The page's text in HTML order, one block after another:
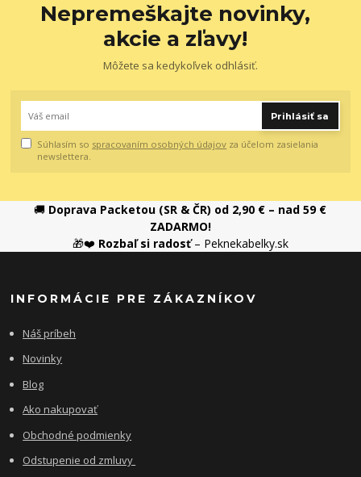
Nepremeškajte novinky,
akcie a zľavy!
Môžete sa kedykoľvek odhlásiť.
Prihlásiť sa
Súhlasím so spracovaním osobných údajov za účelom zasielania
newslettera.
🚚 Doprava Packetou (SR & ČR) od 2,90 € – nad 59 €
ZADARMO!
🎁❤️ Rozbaľ si radosť– Peknekabelky.sk
INFORMÁCIE PRE ZÁKAZNÍKOV
Náš príbeh
Novinky
Blog
Ako nakupovať
Obchodné podmienky
Odstupenie od zmluvy